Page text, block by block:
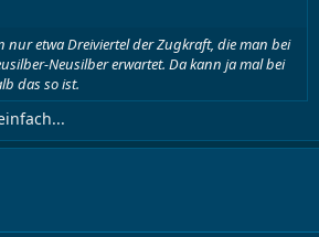
nur etwa Dreiviertel der Zugkraft, die man bei
Neusilber erwartet. Da kann ja mal bei
das so ist.